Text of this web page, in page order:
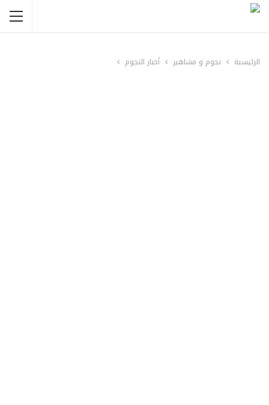
الرئيسية نجوم و مشاهير أخبار النجوم